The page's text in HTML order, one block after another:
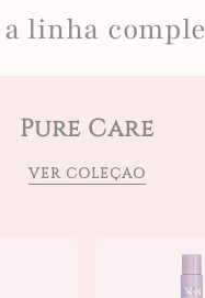
a linha
Pure Care
VER COLEÇÃO